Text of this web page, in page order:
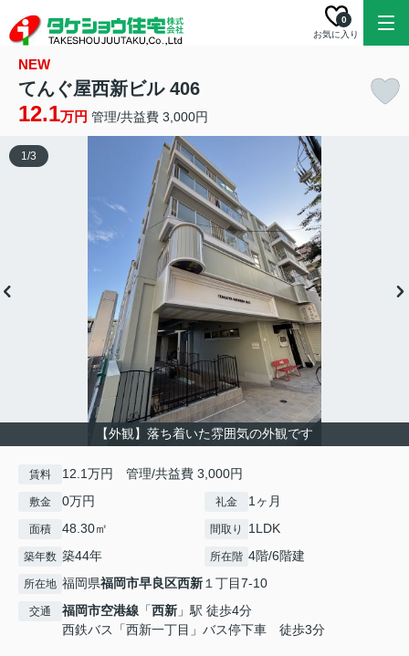
お気に入り
0
NEW
てんぐ屋西新ビル 406
12.1万円 管理/共益費 3,000円
【外観】落ち着いた雰囲気の外観です
1/3
賃料 12.1万円 管理/共益費 3,000円
敷金 0万円 礼金 1ヶ月
面積 48.30㎡ 間取り 1LDK
築年数 築44年 所在階 4階/6階建
所在地 福岡県福岡市早良区西新１丁目7-10
交通 福岡市空港線 「西新 」駅 徒歩4分
西鉄バス「西新一丁目」バス停下車 徒歩3分